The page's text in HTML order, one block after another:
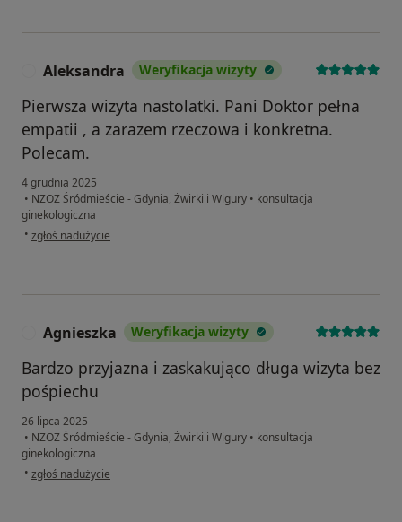
Aleksandra Weryfikacja wizyty
Pierwsza wizyta nastolatki. Pani Doktor pełna
empatii , a zarazem rzeczowa i konkretna.
Polecam.
4 grudnia 2025
• NZOZ Śródmieście - Gdynia, Żwirki i Wigury • konsultacja
ginekologiczna
• w opinii użytkownika Aleksandra
zgłoś nadużycie
Agnieszka Weryfikacja wizyty
Bardzo przyjazna i zaskakująco długa wizyta bez
pośpiechu
26 lipca 2025
• NZOZ Śródmieście - Gdynia, Żwirki i Wigury • konsultacja
ginekologiczna
• w opinii użytkownika Agnieszka
zgłoś nadużycie